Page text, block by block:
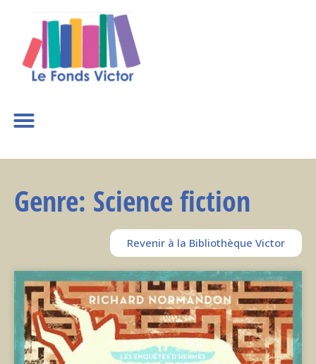
Genre: Science fiction
Revenir à la Bibliothèque Victor